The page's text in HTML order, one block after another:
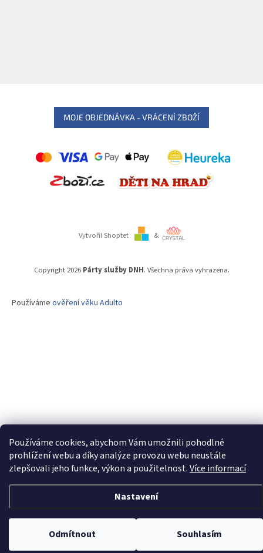
Používáme cookies, abychom Vám umožnili pohodlné
prohlížení webu a díky analýze provozu webu neustále
zlepšovali jeho funkce, výkon a použitelnost.Více informací
Nastavení
Odmítnout Souhlasím
MOJE OBJEDNÁVKA - VRÁCENÍ ZBOŽÍ
Vytvořil Shoptet &
Copyright 2026 Párty služby DNH. Všechna práva vyhrazena.
Používáme ověření věku Adulto